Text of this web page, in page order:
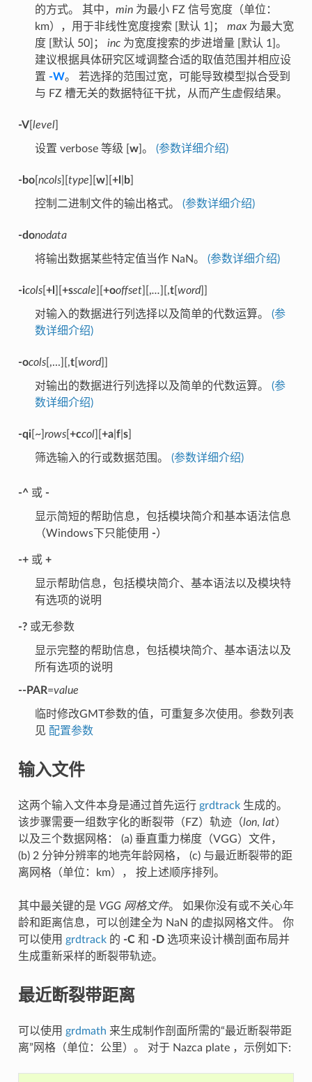
的方式。 其中， min为最小 FZ 信号宽度（单位：
km），用于非线性宽度搜索 [默认 1]； max为最大宽
度 [默认 50]； inc为宽度搜索的步进增量 [默认 1]。
建议根据具体研究区域调整合适的取值范围并相应设
置 -W。 若选择的范围过宽，可能导致模型拟合受到
与 FZ 槽无关的数据特征干扰，从而产生虚假结果。
-V[ level]
设置 verbose 等级 [ w]。 (参数详细介绍)
-bo[ ncols][ type w][ +l b]
控制二进制文件的输出格式。 (参数详细介绍)
-donodata
将输出数据某些特定值当作 NaN。 (参数详细介绍)
-icols[ +l +sscale +ooffset][,... ][,t[ word]]
对输入的数据进行列选择以及简单的代数运算。 (参
数详细介绍)
-ocols[,...][,t[ word]]
对输出的数据进行列选择以及简单的代数运算。 (参
数详细介绍)
-qi[~] rows[ +ccol][ +a| f| s]
筛选输入的行或数据范围。 (参数详细介绍)
-^或 -
显示简短的帮助信息，包括模块简介和基本语法信息
（Windows下只能使用 -）
-+或 +
显示帮助信息，包括模块简介、基本语法以及模块特
有选项的说明
-?或无参数
显示完整的帮助信息，包括模块简介、基本语法以及
所有选项的说明
--PAR=value
临时修改GMT参数的值，可重复多次使用。参数列表
见 配置参数
输入文件
这两个输入文件本身是通过首先运行 grdtrack生成的。
该步骤需要一组数字化的断裂带（FZ）轨迹（lon, lat）
以及三个数据网格： (a) 垂直重力梯度（VGG）文件，
(b) 2 分钟分辨率的地壳年龄网格， (c) 与最近断裂带的距
离网格（单位：km）， 按上述顺序排列。
其中最关键的是 VGG 网格文件。 如果你没有或不关心年
龄和距离信息，可以创建全为 NaN 的虚拟网格文件。 你
可以使用 grdtrack的 -C和 -D选项来设计横剖面布局并
生成重新采样的断裂带轨迹。
最近断裂带距离
可以使用 grdmath 来生成制作剖面所需的“最近断裂带距
离”网格（单位：公里）。 对于 Nazca plate ，示例如下: